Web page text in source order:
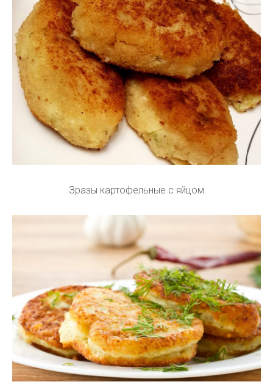
Зразы картофельные с яйцом